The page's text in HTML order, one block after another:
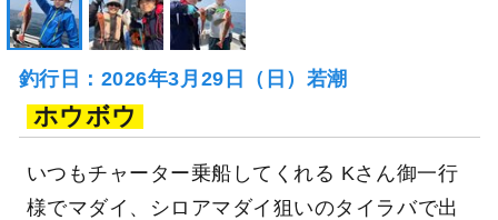
釣行日：2026年3月29日（日）若潮
ホウボウ
いつもチャーター乗船してくれる Kさん御一行
様でマダイ、シロアマダイ狙いのタイラバで出